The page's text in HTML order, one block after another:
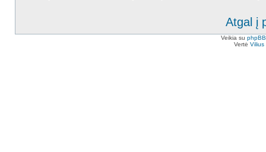
Atgal į
Veikia su phpBB
Vertė Vilius